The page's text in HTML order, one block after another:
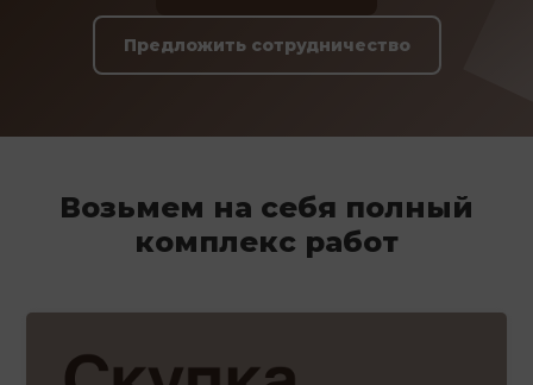
Предложить сотрудничество
Возьмем на себя полный
комплекс работ